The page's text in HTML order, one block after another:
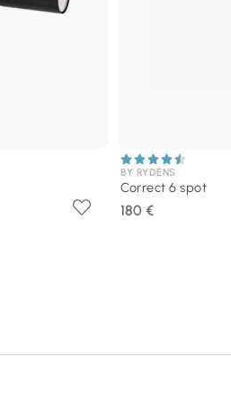
BY RYDÉNS
Correct 6 spot
180 €